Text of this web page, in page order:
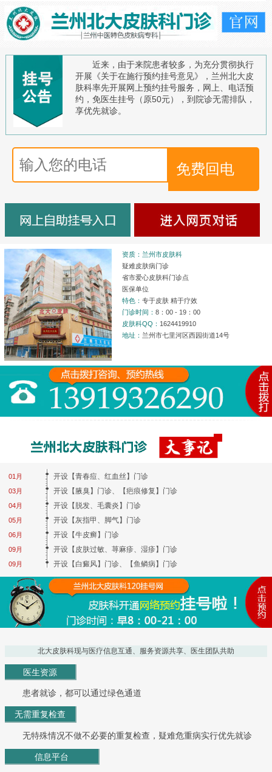
近来，由于来院患者较多，为充分贯彻执行
开展《关于在施行预约挂号意见》，兰州北大皮
肤科率先开展网上预约挂号服务，网上、电话预
约，免医生挂号（原50元），到院诊无需排队，
享优先就诊。
资质：兰州市皮肤科
疑难皮肤病门诊
省市爱心皮肤科门诊点
医保单位
特色：专于皮肤 精于疗效
门诊时间：8：00 - 19：00
皮肤科QQ： 1624419910
地址： 兰州市七里河区西园街道14号
01月
03月
04月
05月
06月
09月
09月
开设【青春痘、红血丝】门诊
开设【腋臭】门诊、【疤痕修复】门诊
开设【脱发、毛囊炎】门诊
开设【灰指甲、脚气】门诊
开设【牛皮癣】门诊
开设【皮肤过敏、荨麻疹、湿疹】门诊
开设【白癜风】门诊、【鱼鳞病】门诊
北大皮肤科现与医疗信息互通、服务资源共享、医生团队共助
医生资源
患者就诊，都可以通过绿色通道
无需重复检查
无特殊情况不做不必要的重复检查，疑难危重病实行优先就诊
信息平台